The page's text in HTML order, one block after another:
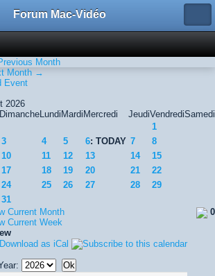
Forum Mac-Vidéo
Month
Month →
Event
2026
DimancheLundi Mardi Mercredi JeudiVendrediSamedi
1
3 4 5 6: TODAY 7
8
10 11 12 13 14
15
17 18 19 20 21
22
24 25 26 27 28
29
31
0
Current Month
Current Week